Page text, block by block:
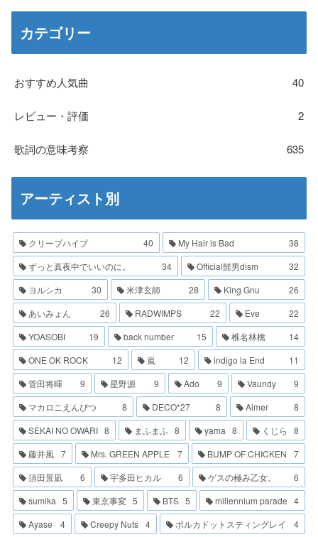
カテゴリー
おすすめ人気曲 40
レビュー・評価 2
歌詞の意味考察 635
アーティスト別
クリープハイプ 40 My Hair is Bad
38
ずっと真夜中でいいのに。
34 Official髭男dism
32
ヨルシカ
30 米津玄師 28 King Gnu
26
あいみょん
26 RADWIMPS 22 Eve
22
YOASOBI
19 back number 15 椎名林檎
14
ONE OK ROCK
12 嵐 12 indigo la End
11
菅田将暉
9 星野源 9 Ado 9 Vaundy
9
マカロニえんぴつ
8 DECO*27 8 Aimer
8
SEKAI NO OWARI 8 まふまふ 8 yama 8 くじら
8
藤井風
7 Mrs. GREEN APPLE 7 BUMP OF CHICKEN
7
須田景凪
6 宇多田ヒカル 6 ゲスの極み乙女。
6
sumika 5 東京事変 5 BTS 5 millennium parade 4
Ayase
4 Creepy Nuts 4 ポルカドットスティングレイ
4